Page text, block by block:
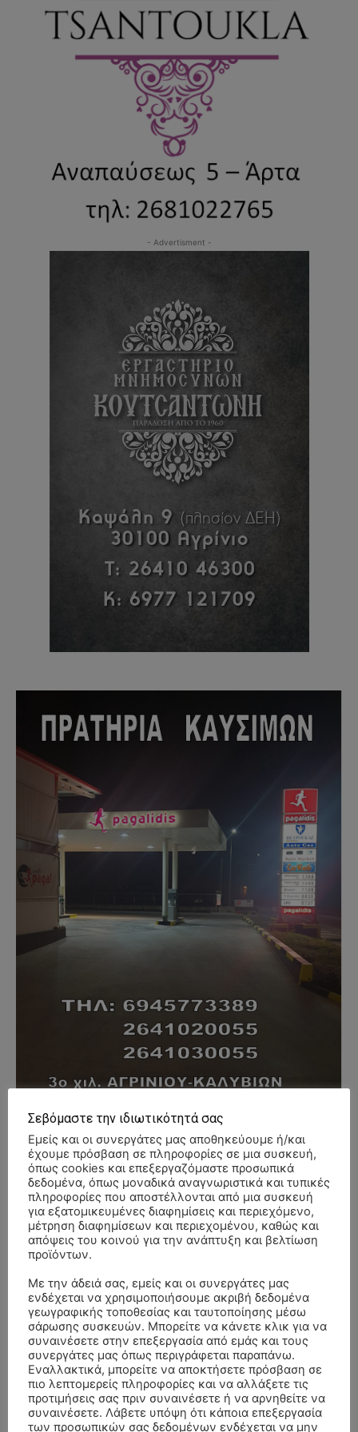
- Advertisment -
- Advertisment -
ΣΥΛΛΥΠΗΤΗΡΙΑ ΜΗΝΥΜΑΤΑ
Σεβόμαστε την ιδιωτικότητά σας
Εμείς και οι συνεργάτες μας αποθηκεύουμε ή/και
έχουμε πρόσβαση σε πληροφορίες σε μια συσκευή,
όπως cookies και επεξεργαζόμαστε προσωπικά
δεδομένα, όπως μοναδικά αναγνωριστικά και τυπικές
πληροφορίες που αποστέλλονται από μια συσκευή
για εξατομικευμένες διαφημίσεις και περιεχόμενο,
μέτρηση διαφημίσεων και περιεχομένου, καθώς και
απόψεις του κοινού για την ανάπτυξη και βελτίωση
προϊόντων.
Με την άδειά σας, εμείς και οι συνεργάτες μας
ενδέχεται να χρησιμοποιήσουμε ακριβή δεδομένα
γεωγραφικής τοποθεσίας και ταυτοποίησης μέσω
σάρωσης συσκευών. Μπορείτε να κάνετε κλικ για να
συναινέσετε στην επεξεργασία από εμάς και τους
συνεργάτες μας όπως περιγράφεται παραπάνω.
Εναλλακτικά, μπορείτε να αποκτήσετε πρόσβαση σε
πιο λεπτομερείς πληροφορίες και να αλλάξετε τις
προτιμήσεις σας πριν συναινέσετε ή να αρνηθείτε να
συναινέσετε. Λάβετε υπόψη ότι κάποια επεξεργασία
των προσωπικών σας δεδομένων ενδέχεται να μην